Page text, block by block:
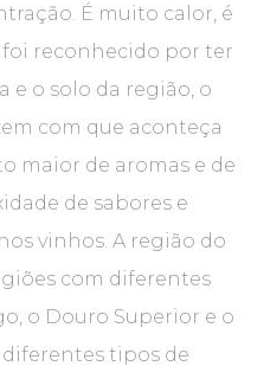
É muito calor, é
foi reconhecido por ter
e o solo da região, o
com que aconteça
maior de aromas e de
de sabores e
vinhos. A região do
com diferentes
o Douro Superior e o
tipos de